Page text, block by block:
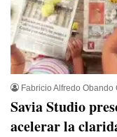
Fabricio Alfredo Obando
Savia Studio
acelerar la